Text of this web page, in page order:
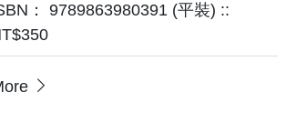
： 9789863980391 (平裝) ::